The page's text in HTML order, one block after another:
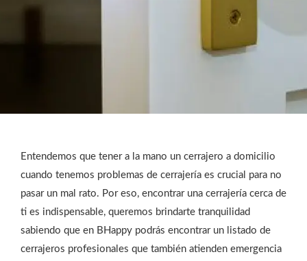
Entendemos que tener a la mano un cerrajero a domicilio
cuando tenemos problemas de cerrajería es crucial para no
pasar un mal rato. Por eso, encontrar una cerrajería cerca de
ti es indispensable, queremos brindarte tranquilidad
sabiendo que en BHappy podrás encontrar un listado de
cerrajeros profesionales que también atienden emergencia